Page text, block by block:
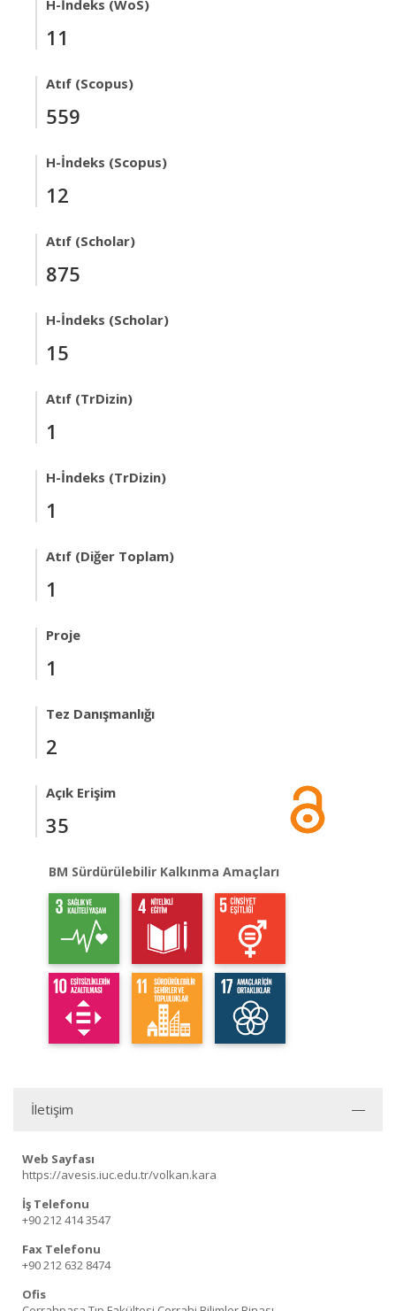
H-İndeks (WoS)
11
Atıf (Scopus)
559
H-İndeks (Scopus)
12
Atıf (Scholar)
875
H-İndeks (Scholar)
15
Atıf (TrDizin)
1
H-İndeks (TrDizin)
1
Atıf (Diğer Toplam)
1
Proje
1
Tez Danışmanlığı
2
Açık Erişim
35
BM Sürdürülebilir Kalkınma Amaçları
İletişim
Web Sayfası
https://avesis.iuc.edu.tr/volkan.kara
İş Telefonu
+90 212 414 3547
Fax Telefonu
+90 212 632 8474
Ofis